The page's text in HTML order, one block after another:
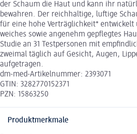
der Schaum die Haut und kann ihr
bewahren. Der reichhaltige, luftige
für eine hohe Verträglichkeit*
weiches sowie angenehm gepflegtes
Studie an 31 Testpersonen mit
zweimal täglich auf Gesicht, Augen,
aufgetragen.
dm-med-Artikelnummer: 2393071
GTIN: 3282770152371
PZN: 15863250
Produktmerkmale